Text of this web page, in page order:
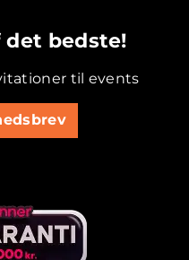
det bedste!
til events